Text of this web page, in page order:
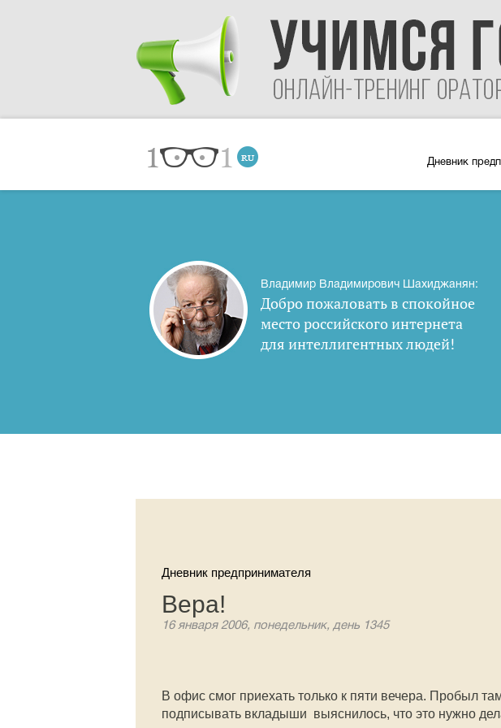
Дневник
Владимир Владимирович Шахиджанян:
Добро пожаловать в спокойное
место российского интернета
для интеллигентных людей!
Дневник предпринимателя
Вера!
16 января 2006, понедельник, день 1345
В офис смог приехать только к пяти вечера. Пробыл
подписывать вкладыши  выяснилось, что это нужно